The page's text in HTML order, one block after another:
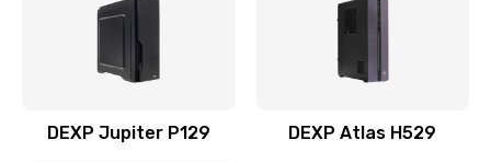
DEXP Jupiter P129 DEXP Atlas H529